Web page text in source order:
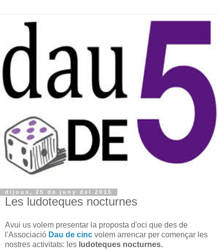
dijous, 25 de juny del 2015
Les ludoteques nocturnes
Avui us volem presentar la proposta d'oci que des de
l'Associació Dau de cinc volem arrencar per començar les
nostres activitats: les ludoteques nocturnes.